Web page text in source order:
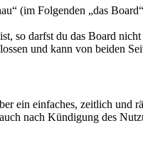
(im Folgenden „das
so darfst du das Board
und kann von beiden
ein einfaches, zeitlich und
nach Kündigung des